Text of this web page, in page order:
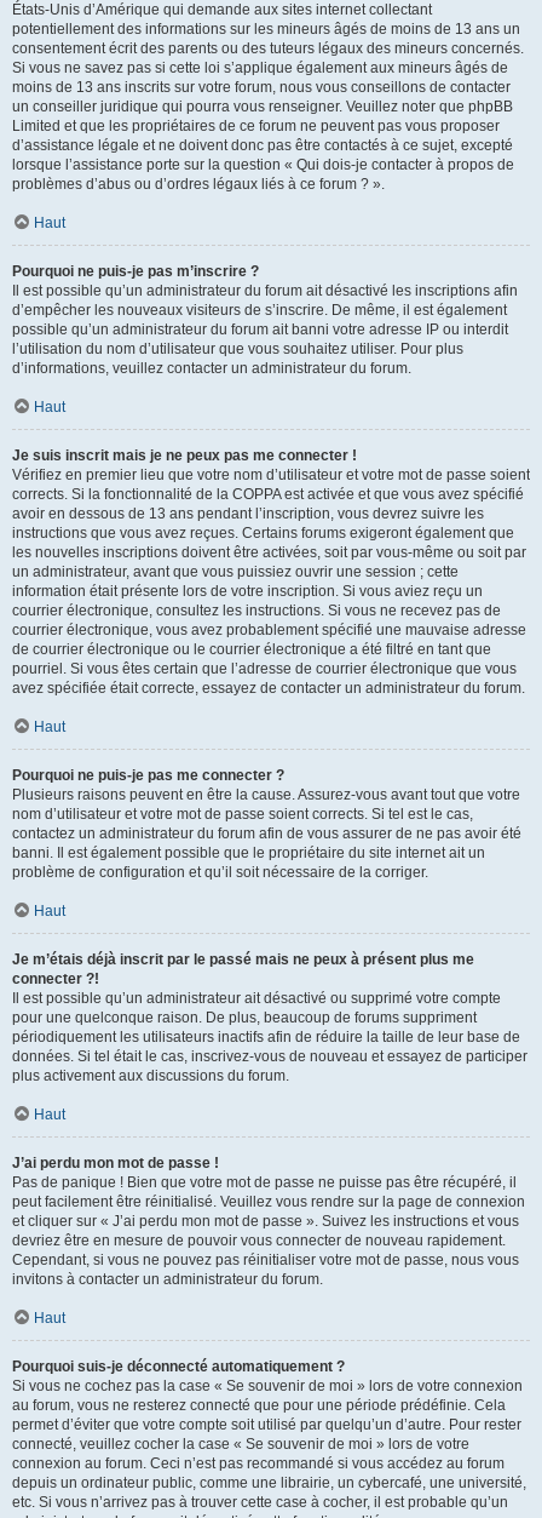
États-Unis d’Amérique qui demande aux sites internet collectant
potentiellement des informations sur les mineurs âgés de moins de 13 ans un
consentement écrit des parents ou des tuteurs légaux des mineurs concernés.
Si vous ne savez pas si cette loi s’applique également aux mineurs âgés de
moins de 13 ans inscrits sur votre forum, nous vous conseillons de contacter
un conseiller juridique qui pourra vous renseigner. Veuillez noter que phpBB
Limited et que les propriétaires de ce forum ne peuvent pas vous proposer
d’assistance légale et ne doivent donc pas être contactés à ce sujet, excepté
lorsque l’assistance porte sur la question « Qui dois-je contacter à propos de
problèmes d’abus ou d’ordres légaux liés à ce forum ? ».
Haut
Pourquoi ne puis-je pas m’inscrire ?
Il est possible qu’un administrateur du forum ait désactivé les inscriptions afin
d’empêcher les nouveaux visiteurs de s’inscrire. De même, il est également
possible qu’un administrateur du forum ait banni votre adresse IP ou interdit
l’utilisation du nom d’utilisateur que vous souhaitez utiliser. Pour plus
d’informations, veuillez contacter un administrateur du forum.
Haut
Je suis inscrit mais je ne peux pas me connecter !
Vérifiez en premier lieu que votre nom d’utilisateur et votre mot de passe soient
corrects. Si la fonctionnalité de la COPPA est activée et que vous avez spécifié
avoir en dessous de 13 ans pendant l’inscription, vous devrez suivre les
instructions que vous avez reçues. Certains forums exigeront également que
les nouvelles inscriptions doivent être activées, soit par vous-même ou soit par
un administrateur, avant que vous puissiez ouvrir une session ; cette
information était présente lors de votre inscription. Si vous aviez reçu un
courrier électronique, consultez les instructions. Si vous ne recevez pas de
courrier électronique, vous avez probablement spécifié une mauvaise adresse
de courrier électronique ou le courrier électronique a été filtré en tant que
pourriel. Si vous êtes certain que l’adresse de courrier électronique que vous
avez spécifiée était correcte, essayez de contacter un administrateur du forum.
Haut
Pourquoi ne puis-je pas me connecter ?
Plusieurs raisons peuvent en être la cause. Assurez-vous avant tout que votre
nom d’utilisateur et votre mot de passe soient corrects. Si tel est le cas,
contactez un administrateur du forum afin de vous assurer de ne pas avoir été
banni. Il est également possible que le propriétaire du site internet ait un
problème de configuration et qu’il soit nécessaire de la corriger.
Haut
Je m’étais déjà inscrit par le passé mais ne peux à présent plus me
connecter ?!
Il est possible qu’un administrateur ait désactivé ou supprimé votre compte
pour une quelconque raison. De plus, beaucoup de forums suppriment
périodiquement les utilisateurs inactifs afin de réduire la taille de leur base de
données. Si tel était le cas, inscrivez-vous de nouveau et essayez de participer
plus activement aux discussions du forum.
Haut
J’ai perdu mon mot de passe !
Pas de panique ! Bien que votre mot de passe ne puisse pas être récupéré, il
peut facilement être réinitialisé. Veuillez vous rendre sur la page de connexion
et cliquer sur « J’ai perdu mon mot de passe ». Suivez les instructions et vous
devriez être en mesure de pouvoir vous connecter de nouveau rapidement.
Cependant, si vous ne pouvez pas réinitialiser votre mot de passe, nous vous
invitons à contacter un administrateur du forum.
Haut
Pourquoi suis-je déconnecté automatiquement ?
Si vous ne cochez pas la case « Se souvenir de moi » lors de votre connexion
au forum, vous ne resterez connecté que pour une période prédéfinie. Cela
permet d’éviter que votre compte soit utilisé par quelqu’un d’autre. Pour rester
connecté, veuillez cocher la case « Se souvenir de moi » lors de votre
connexion au forum. Ceci n’est pas recommandé si vous accédez au forum
depuis un ordinateur public, comme une librairie, un cybercafé, une université,
etc. Si vous n’arrivez pas à trouver cette case à cocher, il est probable qu’un